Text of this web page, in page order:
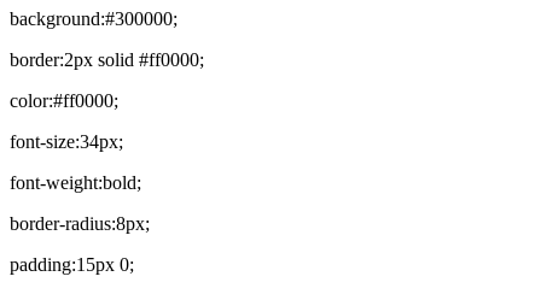
background:#300000;
border:2px solid #ff0000;
color:#ff0000;
font-size:34px;
font-weight:bold;
border-radius:8px;
padding:15px 0;